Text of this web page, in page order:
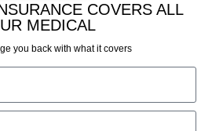
COVERS ALL
MEDICAL
you back with what it covers